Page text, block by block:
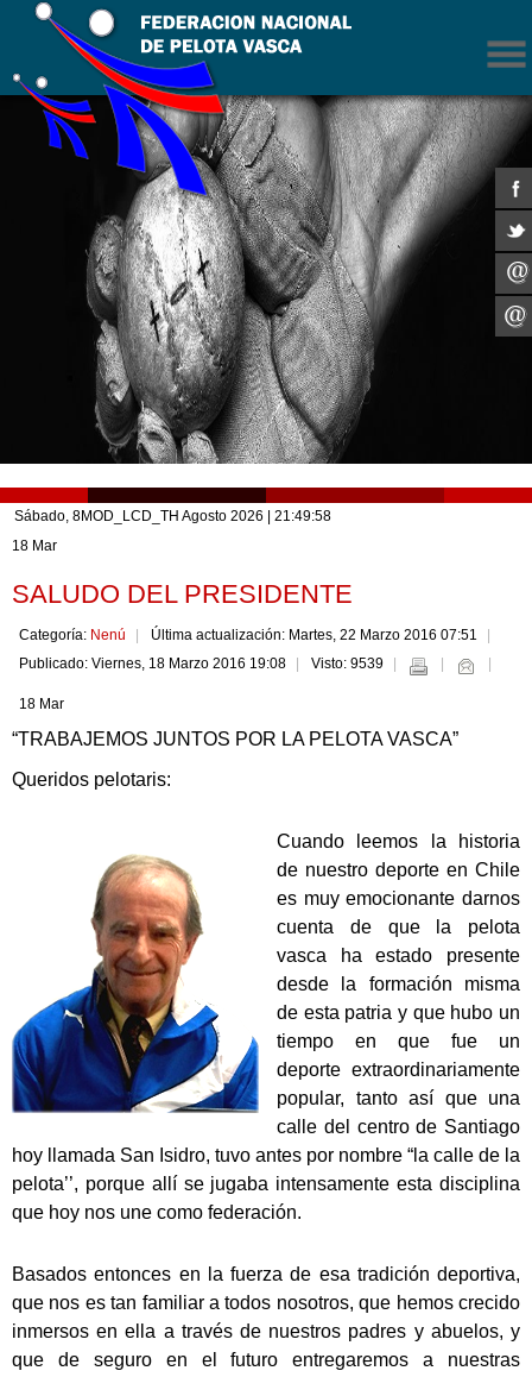
Sábado, 8MOD_LCD_TH Agosto 2026 | 21:49:58
18 Mar
SALUDO DEL PRESIDENTE
Categoría: Nenú
Última actualización: Martes, 22 Marzo 2016 07:51
Publicado: Viernes, 18 Marzo 2016 19:08
Visto: 9539
18 Mar
“TRABAJEMOS JUNTOS POR LA PELOTA VASCA”
Queridos pelotaris:
Cuando leemos la historia
de nuestro deporte en Chile
es muy emocionante darnos
cuenta de que la pelota
vasca ha estado presente
desde la formación misma
de esta patria y que hubo un
tiempo en que fue un
deporte extraordinariamente
popular, tanto así que una
calle del centro de Santiago
hoy llamada San Isidro, tuvo antes por nombre “la calle de la
pelota’’, porque allí se jugaba intensamente esta disciplina
que hoy nos une como federación.
Basados entonces en la fuerza de esa tradición deportiva,
que nos es tan familiar a todos nosotros, que hemos crecido
inmersos en ella a través de nuestros padres y abuelos, y
que de seguro en el futuro entregaremos a nuestras